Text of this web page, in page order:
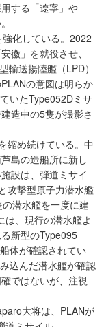
する「遼寧」や
化している。2022
徽」を就役させ、
送揚陸艦（LPD）
の意図は明らか
いたType052Dミサ
造中の5隻が撮影さ
縮め続けている。中
島の造船所に新し
設は、弾道ミサイ
攻撃型原子力潜水艦
の潜水艦を一度に建
、現行の潜水艦よ
新型のType095
体が確認されてい
込んだ潜水艦が確認
ではないが、注視
大将は、PLANが